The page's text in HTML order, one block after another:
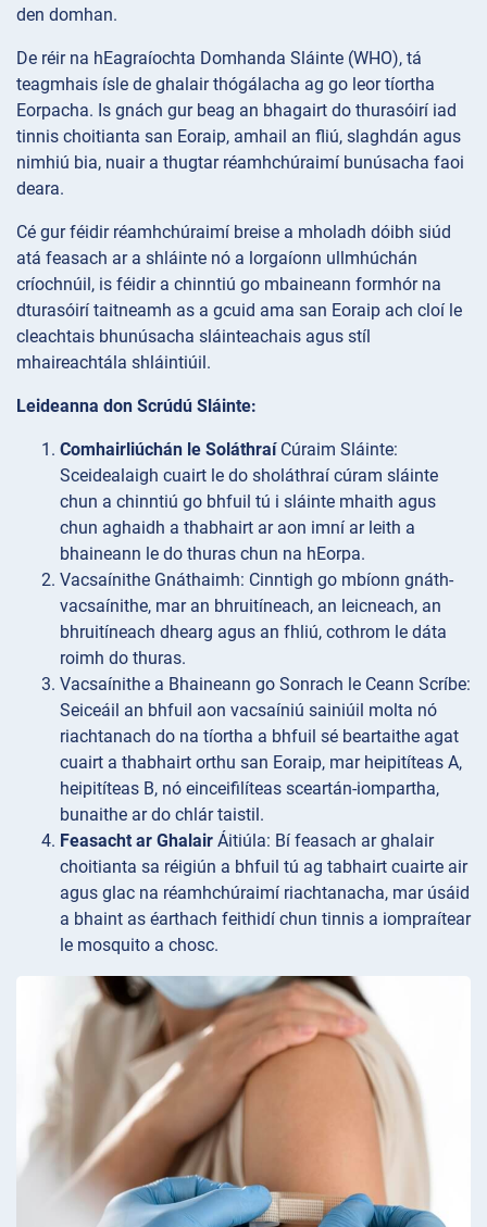
den domhan.
De réir na hEagraíochta Domhanda Sláinte (WHO), tá
teagmhais ísle de ghalair thógálacha ag go leor tíortha
Eorpacha. Is gnách gur beag an bhagairt do thurasóirí iad
tinnis choitianta san Eoraip, amhail an fliú, slaghdán agus
nimhiú bia, nuair a thugtar réamhchúraimí bunúsacha faoi
deara.
Cé gur féidir réamhchúraimí breise a mholadh dóibh siúd
atá feasach ar a shláinte nó a lorgaíonn ullmhúchán
críochnúil, is féidir a chinntiú go mbaineann formhór na
dturasóirí taitneamh as a gcuid ama san Eoraip ach cloí le
cleachtais bhunúsacha sláinteachais agus stíl
mhaireachtála shláintiúil.
Leideanna don Scrúdú Sláinte:
Comhairliúchán le SoláthraíCúraim Sláinte:
Sceidealaigh cuairt le do sholáthraí cúram sláinte
chun a chinntiú go bhfuil tú i sláinte mhaith agus
chun aghaidh a thabhairt ar aon imní ar leith a
bhaineann le do thuras chun na hEorpa.
Vacsaínithe Gnáthaimh: Cinntigh go mbíonn gnáth-
vacsaínithe, mar an bhruitíneach, an leicneach, an
bhruitíneach dhearg agus an fhliú, cothrom le dáta
roimh do thuras.
Vacsaínithe a Bhaineann go Sonrach le Ceann Scríbe:
Seiceáil an bhfuil aon vacsaíniú sainiúil molta nó
riachtanach do na tíortha a bhfuil sé beartaithe agat
cuairt a thabhairt orthu san Eoraip, mar heipitíteas A,
heipitíteas B, nó einceifilíteas sceartán-iompartha,
bunaithe ar do chlár taistil.
Feasacht ar Ghalair Áitiúla: Bí feasach ar ghalair
choitianta sa réigiún a bhfuil tú ag tabhairt cuairte air
agus glac na réamhchúraimí riachtanacha, mar úsáid
a bhaint as éarthach feithidí chun tinnis a iompraítear
le mosquito a chosc.